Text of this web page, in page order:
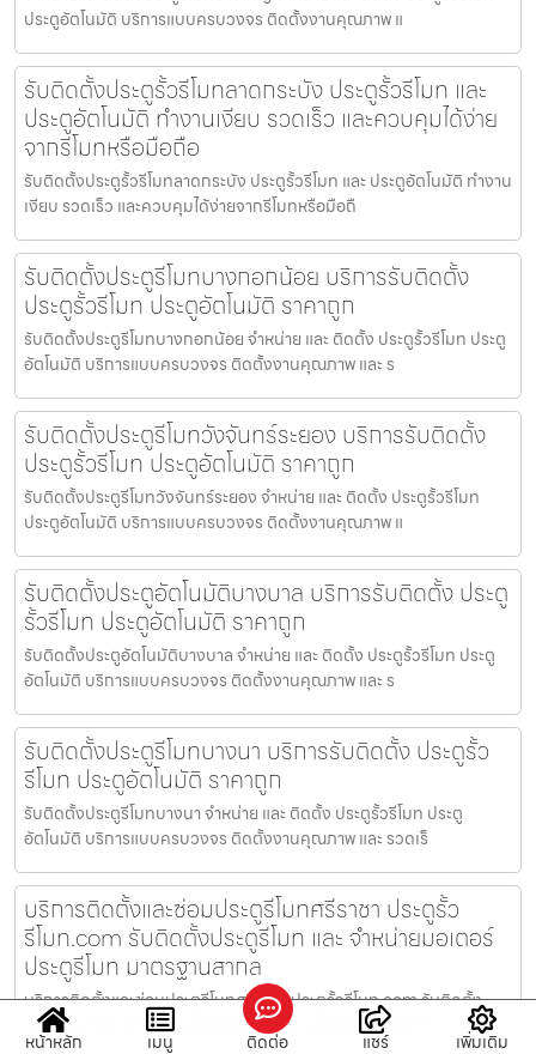
ประตูอัตโนมัติ บริการแบบครบวงจร ติดตั้งงานคุณภาพ แ
รับติดตั้งประตูรั้วรีโมทลาดกระบัง ประตูรั้วรีโมท และ
ประตูอัตโนมัติ ทำงานเงียบ รวดเร็ว และควบคุมได้ง่าย
จากรีโมทหรือมือถือ
รับติดตั้งประตูรั้วรีโมทลาดกระบัง ประตูรั้วรีโมท และ ประตูอัตโนมัติ ทำงาน
เงียบ รวดเร็ว และควบคุมได้ง่ายจากรีโมทหรือมือถื
รับติดตั้งประตูรีโมทบางกอกน้อย บริการรับติดตั้ง
ประตูรั้วรีโมท ประตูอัตโนมัติ ราคาถูก
รับติดตั้งประตูรีโมทบางกอกน้อย จำหน่าย และ ติดตั้ง ประตูรั้วรีโมท ประตู
อัตโนมัติ บริการแบบครบวงจร ติดตั้งงานคุณภาพ และ ร
รับติดตั้งประตูรีโมทวังจันทร์ระยอง บริการรับติดตั้ง
ประตูรั้วรีโมท ประตูอัตโนมัติ ราคาถูก
รับติดตั้งประตูรีโมทวังจันทร์ระยอง จำหน่าย และ ติดตั้ง ประตูรั้วรีโมท
ประตูอัตโนมัติ บริการแบบครบวงจร ติดตั้งงานคุณภาพ แ
รับติดตั้งประตูอัตโนมัติบางบาล บริการรับติดตั้ง ประตู
รั้วรีโมท ประตูอัตโนมัติ ราคาถูก
รับติดตั้งประตูอัตโนมัติบางบาล จำหน่าย และ ติดตั้ง ประตูรั้วรีโมท ประตู
อัตโนมัติ บริการแบบครบวงจร ติดตั้งงานคุณภาพ และ ร
รับติดตั้งประตูรีโมทบางนา บริการรับติดตั้ง ประตูรั้ว
รีโมท ประตูอัตโนมัติ ราคาถูก
รับติดตั้งประตูรีโมทบางนา จำหน่าย และ ติดตั้ง ประตูรั้วรีโมท ประตู
อัตโนมัติ บริการแบบครบวงจร ติดตั้งงานคุณภาพ และ รวดเร็
บริการติดตั้งและซ่อมประตูรีโมทศรีราชา ประตูรั้ว
รีโมท.com รับติดตั้งประตูรีโมท และ จำหน่ายมอเตอร์
ประตูรีโมท มาตรฐานสากล
บริการติดตั้งและซ่อมประตูรีโมทศรีราชา ประตูรั้วรีโมท.com รับติดตั้ง
ประตูรีโมท และ จำหน่ายมอเตอร์ประตูรีโมท มาตรฐานสากล —
หน้าหลัก เมนู ติดต่อ แชร์ เพิ่มเติม